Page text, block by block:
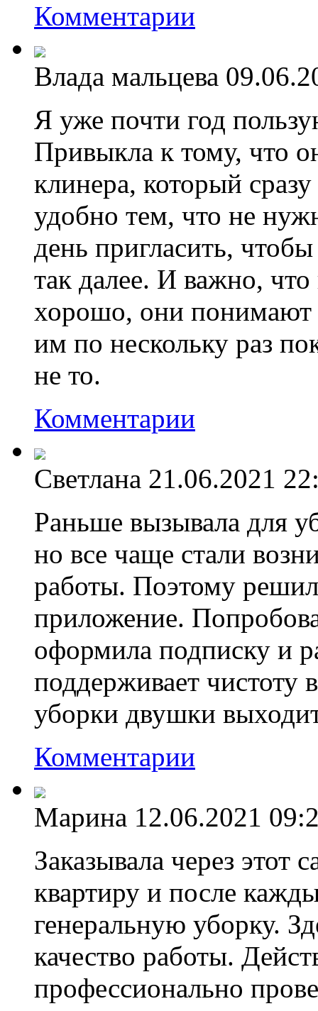
Комментарии
Влада мальцева
Я уже почти год
Привыкла к тому, что
клинера, который
удобно тем, что не
день пригласить,
так далее. И важно,
хорошо, они понимают
им по нескольку раз
не то.
Комментарии
Светлана 21.06.2021
Раньше вызывала для
но все чаще стали
работы. Поэтому
приложение.
оформила подписку и
поддерживает чистоту
уборки двушки
Комментарии
Марина 12.06.2021
Заказывала через этот
квартиру и после
генеральную уборку.
качество работы.
профессионально